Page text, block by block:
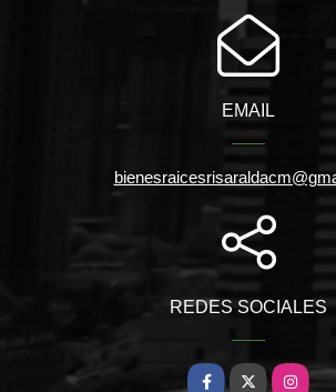
EMAIL
REDES SOCIALES
Facebook
X